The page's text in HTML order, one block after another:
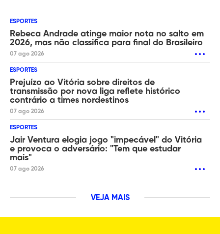
ESPORTES
Rebeca Andrade atinge maior nota no salto em
2026, mas não classifica para final do Brasileiro
07 ago 2026
ESPORTES
Prejuízo ao Vitória sobre direitos de
transmissão por nova liga reflete histórico
contrário a times nordestinos
07 ago 2026
ESPORTES
Jair Ventura elogia jogo "impecável" do Vitória
e provoca o adversário: "Tem que estudar
mais"
07 ago 2026
VEJA MAIS